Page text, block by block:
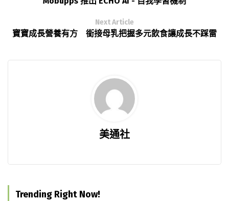
Next Article
寶寶成長營養有方 銜接母乳把握多元飲食讓成長不踩雷
美通社
Trending Right Now!